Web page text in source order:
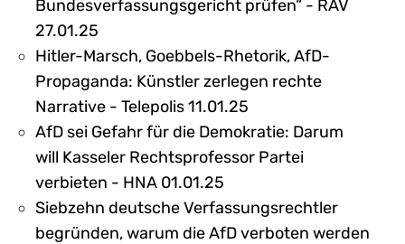
Bundesverfassungsgericht prüfen“ - RAV
27.01.25
Hitler-Marsch, Goebbels-Rhetorik, AfD-
Propaganda: Künstler zerlegen rechte
Narrative - Telepolis 11.01.25
AfD sei Gefahr für die Demokratie: Darum
will Kasseler Rechtsprofessor Partei
verbieten - HNA 01.01.25
Siebzehn deutsche Verfassungsrechtler
begründen, warum die AfD verboten werden